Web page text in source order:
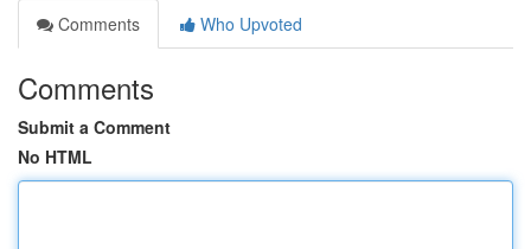
Comments
Who Upvoted
Comments
Submit a Comment
No HTML